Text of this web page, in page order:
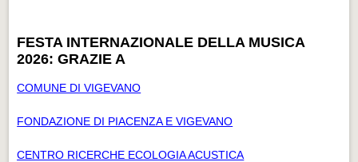
FESTA INTERNAZIONALE DELLA MUSICA
2026: GRAZIE A
COMUNE DI VIGEVANO
FONDAZIONE DI PIACENZA E VIGEVANO
CENTRO RICERCHE ECOLOGIA ACUSTICA